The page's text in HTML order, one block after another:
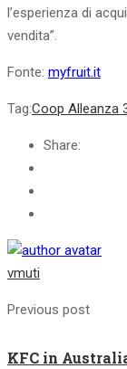
l’esperienza di
vendita”.
Fonte: myfruit.it
Tag:Coop Alleanza
Share:
vmuti
Previous post
KFC in